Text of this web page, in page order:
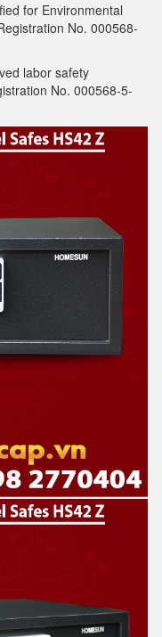
for Environmental
No. 000568-
labor safety
No. 000568-5-